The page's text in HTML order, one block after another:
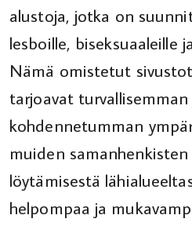
alustoja, jotka on
lesboille, biseksuaaleille
Nämä omistetut
tarjoavat turvallisemman
kohdennetumman
muiden
löytämisestä
helpompaa ja